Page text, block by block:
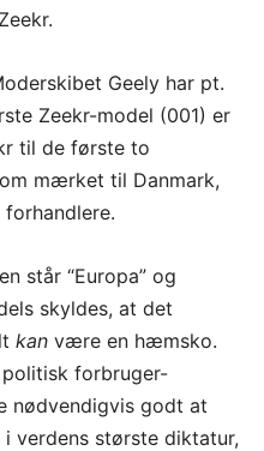
Geely har pt.
Zeekr-model (001) er
til de første to
mærket til Danmark,
står “Europa” og
skyldes, at det
kan være en hæmsko.
forbruger-
nødvendigvis godt at
verdens største diktatur,